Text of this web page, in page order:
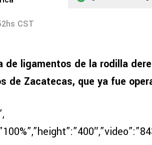
CST
de ligamentos de la rodilla
de Zacatecas, que ya fue